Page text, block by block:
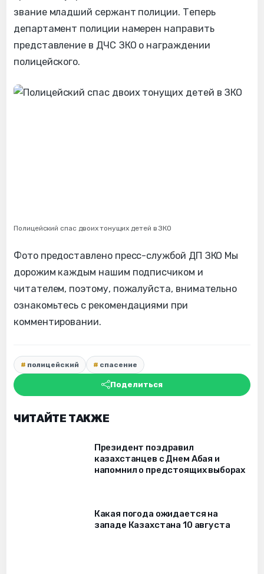
звание младший сержант полиции. Теперь
департамент полиции намерен направить
представление в ДЧС ЗКО о награждении
полицейского.
Полицейский спас двоих тонущих детей в ЗКО
Фото предоставлено пресс-службой ДП ЗКО Мы
дорожим каждым нашим подписчиком и
читателем, поэтому, пожалуйста, внимательно
ознакомьтесь с рекомендациями при
комментировании.
полицейский спасение
Поделиться
ЧИТАЙТЕ ТАКЖЕ
Президент поздравил
казахстанцев с Днем Абая и
напомнил о предстоящих выборах
Какая погода ожидается на
западе Казахстана 10 августа